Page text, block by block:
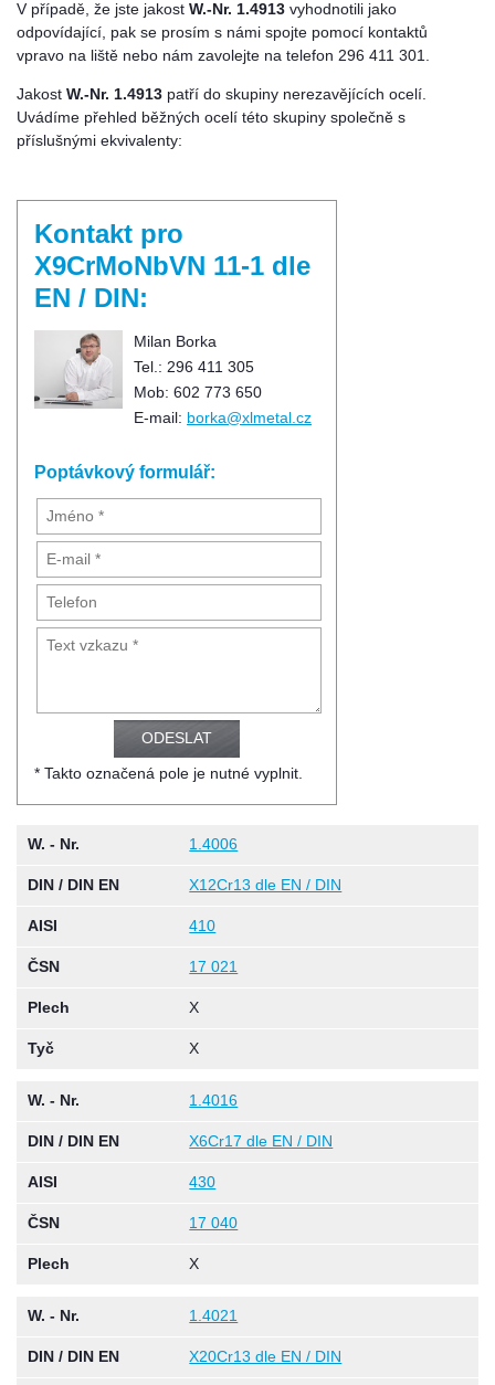
V případě, že jste jakost W.-Nr. 1.4913 vyhodnotili jako
odpovídající, pak se prosím s námi spojte pomocí kontaktů
vpravo na liště nebo nám zavolejte na telefon 296 411 301.
Jakost W.-Nr. 1.4913 patří do skupiny nerezavějících ocelí.
Uvádíme přehled běžných ocelí této skupiny společně s
příslušnými ekvivalenty:
Kontakt pro
X9CrMoNbVN 11-1 dle
EN / DIN:
Milan Borka
Tel.: 296 411 305
Mob: 602 773 650
E-mail: borka@xlmetal.cz
Poptávkový formulář:
* Takto označená pole je nutné vyplnit.
W. - Nr. 1.4006
DIN / DIN EN X12Cr13 dle EN / DIN
AISI 410
ČSN 17 021
Plech X
Tyč X
W. - Nr. 1.4016
DIN / DIN EN X6Cr17 dle EN / DIN
AISI 430
ČSN 17 040
Plech X
W. - Nr. 1.4021
DIN / DIN EN X20Cr13 dle EN / DIN